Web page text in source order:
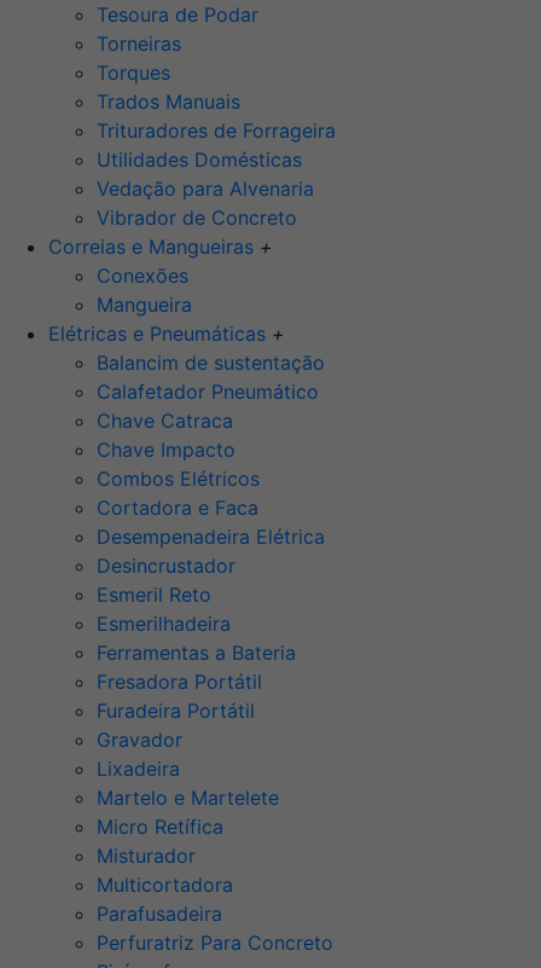
Tesoura de Podar
Torneiras
Torques
Trados Manuais
Trituradores de Forrageira
Utilidades Domésticas
Vedação para Alvenaria
Vibrador de Concreto
Correias e Mangueiras +
Conexões
Mangueira
Elétricas e Pneumáticas +
Balancim de sustentação
Calafetador Pneumático
Chave Catraca
Chave Impacto
Combos Elétricos
Cortadora e Faca
Desempenadeira Elétrica
Desincrustador
Esmeril Reto
Esmerilhadeira
Ferramentas a Bateria
Fresadora Portátil
Furadeira Portátil
Gravador
Lixadeira
Martelo e Martelete
Micro Retífica
Misturador
Multicortadora
Parafusadeira
Perfuratriz Para Concreto